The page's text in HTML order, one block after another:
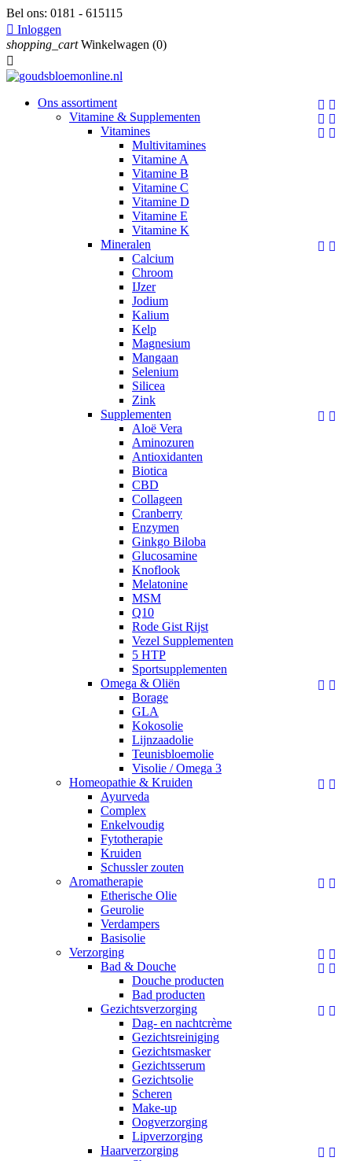
Bel ons: 0181 - 615115
 Inloggen
shopping_cart Winkelwagen (0)

 
Ons assortiment
 
Vitamine & Supplementen
 
Vitamines
Multivitamines
Vitamine A
Vitamine B
Vitamine C
Vitamine D
Vitamine E
Vitamine K
 
Mineralen
Calcium
Chroom
IJzer
Jodium
Kalium
Kelp
Magnesium
Mangaan
Selenium
Silicea
Zink
 
Supplementen
Aloë Vera
Aminozuren
Antioxidanten
Biotica
CBD
Collageen
Cranberry
Enzymen
Ginkgo Biloba
Glucosamine
Knoflook
Melatonine
MSM
Q10
Rode Gist Rijst
Vezel Supplementen
5 HTP
Sportsupplementen
 
Omega & Oliën
Borage
GLA
Kokosolie
Lijnzaadolie
Teunisbloemolie
Visolie / Omega 3
 
Homeopathie & Kruiden
Ayurveda
Complex
Enkelvoudig
Fytotherapie
Kruiden
Schussler zouten
 
Aromatherapie
Etherische Olie
Geurolie
Verdampers
Basisolie
 
Verzorging
 
Bad & Douche
Douche producten
Bad producten
 
Gezichtsverzorging
Dag- en nachtcrème
Gezichtsreiniging
Gezichtsmasker
Gezichtsserum
Gezichtsolie
Scheren
Make-up
Oogverzorging
Lipverzorging
 
Haarverzorging